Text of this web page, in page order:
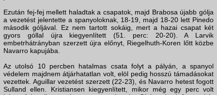
Ezután fej-fej mellett haladtak a csapatok, majd Brabosa újabb gólja
a vezetést jelentette a spanyoloknak, 18-19, majd 18-20 lett Pinedo
második góljával. Ez nem tartott sokáig, mert a hazai csapat két
gyors góllal újra kiegyenlített (51. perc: 20-20). A Larvik
embetrhátrányban szerzett újra előnyt, Riegelhuth-Koren lőtt közbe
Navarro kapujába.
Az utolsó 10 percben hatalmas csata folyt a pályán, a spanyol
védelem majdnem átjárhatatlan volt, elöl pedig hosszú támadásokat
vezettek. Aguillar vezetést szerzett (22-23), és Navarro hetest fogott
Sulland ellen. Kristiansen kiegyenlített, mikor még egy perc volt